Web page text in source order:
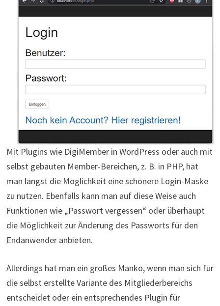
Mit Plugins wie DigiMember in WordPress oder auch mit
selbst gebauten Member-Bereichen, z. B. in PHP, hat
man längst die Möglichkeit eine schönere Login-Maske
zu nutzen. Ebenfalls kann man auf diese Weise auch
Funktionen wie „Passwort vergessen“ oder überhaupt
die Möglichkeit zur Änderung des Passworts für den
Endanwender anbieten.
Allerdings hat man ein großes Manko, wenn man sich für
die selbst erstellte Variante des Mitgliederbereichs
entscheidet oder ein entsprechendes Plugin für